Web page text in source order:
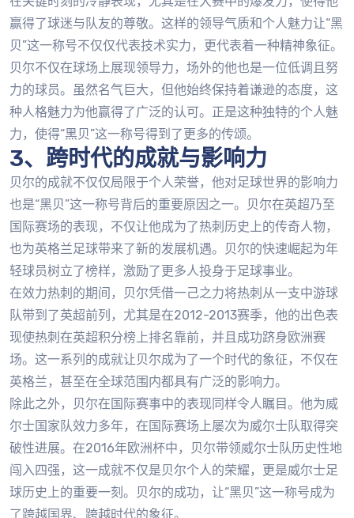
赢得了球迷与队友的尊敬。这样的领导气质和个人魅力让“黑
贝”这一称号不仅仅代表技术实力，更代表着一种精神象征。
贝尔不仅在球场上展现领导力，场外的他也是一位低调且努
力的球员。虽然名气巨大，但他始终保持着谦逊的态度，这
种人格魅力为他赢得了广泛的认可。正是这种独特的个人魅
力，使得“黑贝”这一称号得到了更多的传颂。
3、跨时代的成就与影响力
贝尔的成就不仅仅局限于个人荣誉，他对足球世界的影响力
也是“黑贝”这一称号背后的重要原因之一。贝尔在英超乃至
国际赛场的表现，不仅让他成为了热刺历史上的传奇人物，
也为英格兰足球带来了新的发展机遇。贝尔的快速崛起为年
轻球员树立了榜样，激励了更多人投身于足球事业。
在效力热刺的期间，贝尔凭借一己之力将热刺从一支中游球
队带到了英超前列，尤其是在2012-2013赛季，他的出色表
现使热刺在英超积分榜上排名靠前，并且成功跻身欧洲赛
场。这一系列的成就让贝尔成为了一个时代的象征，不仅在
英格兰，甚至在全球范围内都具有广泛的影响力。
除此之外，贝尔在国际赛事中的表现同样令人瞩目。他为威
尔士国家队效力多年，在国际赛场上屡次为威尔士队取得突
破性进展。在2016年欧洲杯中，贝尔带领威尔士队历史性地
闯入四强，这一成就不仅是贝尔个人的荣耀，更是威尔士足
球历史上的重要一刻。贝尔的成功，让“黑贝”这一称号成为
了跨越国界、跨越时代的象征。